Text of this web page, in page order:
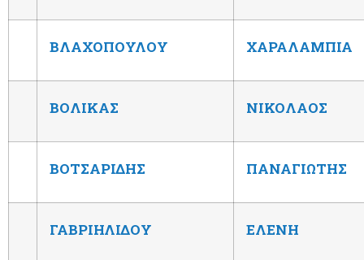
ΒΛΑΧΟΠΟΥΛΟΥ ΧΑΡΑΛΑΜΠΙΑ
ΒΟΛΙΚΑΣ ΝΙΚΟΛΑΟΣ
ΒΟΤΣΑΡΙΔΗΣ ΠΑΝΑΓΙΩΤΗΣ
ΓΑΒΡΙΗΛΙΔΟΥ ΕΛΕΝΗ